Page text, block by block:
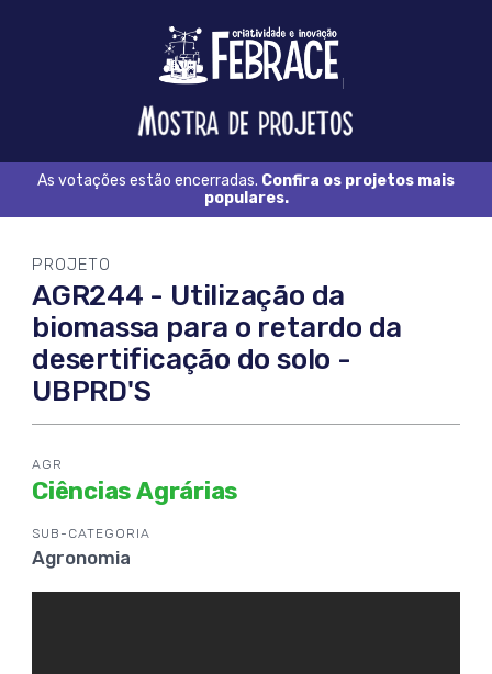
Logo
FEBRACE
Feira
Brasileira
Ciência
e
Tecnologia
As votações estão encerradas. Confira os projetos mais
populares.
PROJETO
AGR244 - Utilização da
biomassa para o retardo da
desertificação do solo -
UBPRD'S
AGR
Ciências Agrárias
SUB-CATEGORIA
Agronomia